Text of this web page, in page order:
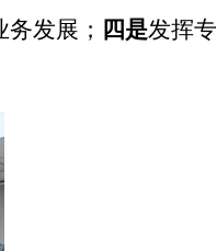
发展； 四是发挥